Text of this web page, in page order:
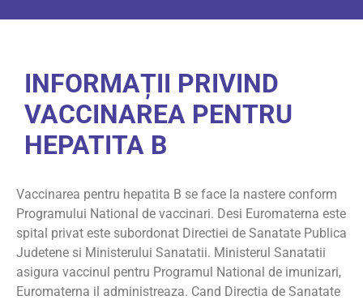
INFORMAȚII PRIVIND
VACCINAREA PENTRU
HEPATITA B
Vaccinarea pentru hepatita B se face la nastere conform
Programului National de vaccinari. Desi Euromaterna este
spital privat este subordonat Directiei de Sanatate Publica
Judetene si Ministerului Sanatatii. Ministerul Sanatatii
asigura vaccinul pentru Programul National de imunizari,
Euromaterna il administreaza. Cand Directia de Sanatate